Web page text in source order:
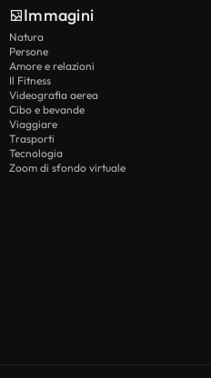
Immagini
Natura
Persone
Amore e relazioni
Il Fitness
Videografia aerea
Cibo e bevande
Viaggiare
Trasporti
Tecnologia
Zoom di sfondo virtuale